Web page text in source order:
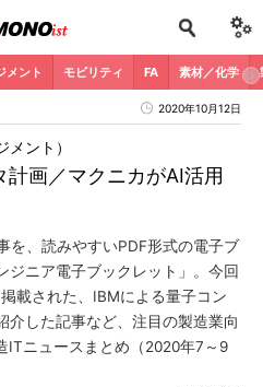
メント モビリティ FA 素材／化学
2020年10月12日
画／マクニカがAI活用
ント）
を、読みやすいPDF形式の電子ブ
ジニア電子ブックレット」。今回
載された、IBMによる量子コン
介した記事など、注目の製造業向
ITニュースまとめ（2020年7～9